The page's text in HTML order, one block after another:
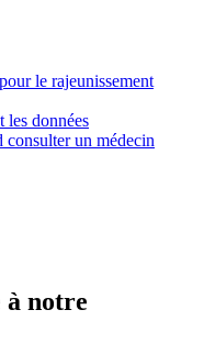
le rajeunissement
les données
consulter un médecin
notre